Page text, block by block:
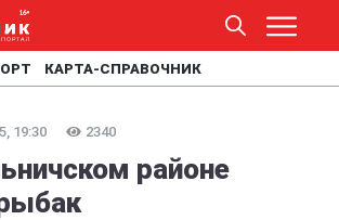
КАРТА-СПРАВОЧНИК
19:30 2340
районе